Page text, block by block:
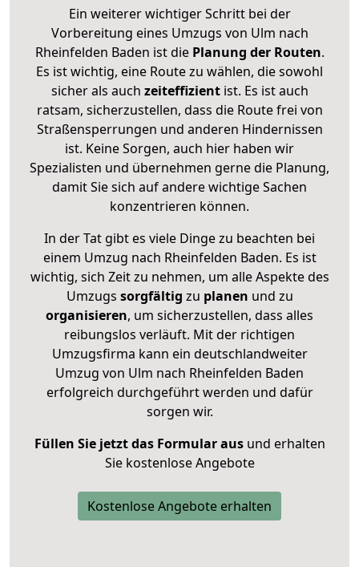
Ein weiterer wichtiger Schritt bei der
Vorbereitung eines Umzugs von Ulm nach
Rheinfelden Baden ist diePlanung der Routen.
Es ist wichtig, eine Route zu wählen, die sowohl
sicher als auch zeiteffizientist. Es ist auch
ratsam, sicherzustellen, dass die Route frei von
Straßensperrungen und anderen Hindernissen
ist. Keine Sorgen, auch hier haben wir
Spezialisten und übernehmen gerne die Planung,
damit Sie sich auf andere wichtige Sachen
konzentrieren können.
In der Tat gibt es viele Dinge zu beachten bei
einem Umzug nach Rheinfelden Baden. Es ist
wichtig, sich Zeit zu nehmen, um alle Aspekte des
Umzugs sorgfältig zu planen und zu
organisieren, um sicherzustellen, dass alles
reibungslos verläuft. Mit der richtigen
Umzugsfirma kann ein deutschlandweiter
Umzug von Ulm nach Rheinfelden Baden
erfolgreich durchgeführt werden und dafür
sorgen wir.
Füllen Sie jetzt das Formular ausund erhalten
Sie kostenlose Angebote
Kostenlose Angebote erhalten